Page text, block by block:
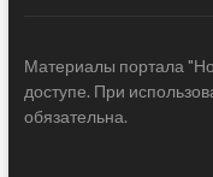
Материалы портала
доступе. При
обязательна.